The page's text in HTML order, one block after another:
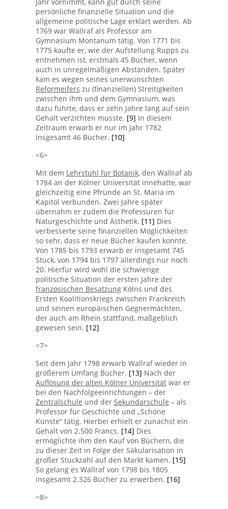
persönliche finanzielle Situation und die
allgemeine politische Lage erklärt werden. Ab
1769 war Wallraf als Professor am
Gymnasium Montanum tätig. Von 1771 bis
1775 kaufte er, wie der Aufstellung Rupps zu
entnehmen ist, erstmals 45 Bücher, wenn
auch in unregelmäßigen Abständen. Später
kam es wegen seines unerwünschten
Reformeifers zu (finanziellen) Streitigkeiten
zwischen ihm und dem Gymnasium, was
dazu führte, dass er zehn Jahre lang auf sein
Gehalt verzichten musste. [9] In diesem
Zeitraum erwarb er nur im Jahr 1782
insgesamt 46 Bücher. [10]
<6>
Mit dem Lehrstuhl für Botanik, den Wallraf ab
1784 an der Kölner Universität innehatte, war
gleichzeitig eine Pfründe an St. Maria im
Kapitol verbunden. Zwei Jahre später
übernahm er zudem die Professuren für
Naturgeschichte und Ästhetik. [11] Dies
verbesserte seine finanziellen Möglichkeiten
so sehr, dass er neue Bücher kaufen konnte.
Von 1785 bis 1793 erwarb er insgesamt 745
Stück, von 1794 bis 1797 allerdings nur noch
20. Hierfür wird wohl die schwierige
politische Situation der ersten Jahre der
französischen BesatzungKölns und des
Ersten Koalitionskriegs zwischen Frankreich
und seinen europäischen Gegnermächten,
der auch am Rhein stattfand, maßgeblich
gewesen sein. [12]
<7>
Seit dem Jahr 1798 erwarb Wallraf wieder in
größerem Umfang Bücher. [13] Nach der
Auflösung der alten Kölner Universitätwar er
bei den Nachfolgeeinrichtungen – der
Zentralschule und der Sekundarschule – als
Professor für Geschichte und „Schöne
Künste“ tätig. Hierbei erhielt er zunächst ein
Gehalt von 2.500 Francs. [14] Dies
ermöglichte ihm den Kauf von Büchern, die
zu dieser Zeit in Folge der Säkularisation in
großer Stückzahl auf den Markt kamen. [15]
So gelang es Wallraf von 1798 bis 1805
insgesamt 2.326 Bücher zu erwerben. [16]
<8>